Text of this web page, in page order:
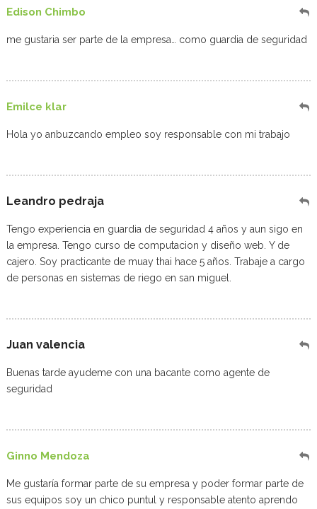
Edison Chimbo
me gustaria ser parte de la empresa… como guardia de seguridad
Emilce klar
Hola yo anbuzcando empleo soy responsable con mi trabajo
Leandro pedraja
Tengo experiencia en guardia de seguridad 4 años y aun sigo en
la empresa. Tengo curso de computacion y diseño web. Y de
cajero. Soy practicante de muay thai hace 5 años. Trabaje a cargo
de personas en sistemas de riego en san miguel.
Juan valencia
Buenas tarde ayudeme con una bacante como agente de
seguridad
Ginno Mendoza
Me gustaría formar parte de su empresa y poder formar parte de
sus equipos soy un chico puntul y responsable atento aprendo